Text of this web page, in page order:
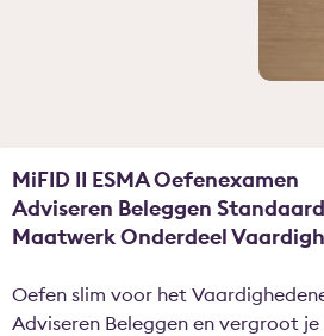
MiFID II ESMA Oefenexamen
Adviseren Beleggen
Maatwerk Onderdeel
Oefen slim voor het
Adviseren Beleggen en vergroot je